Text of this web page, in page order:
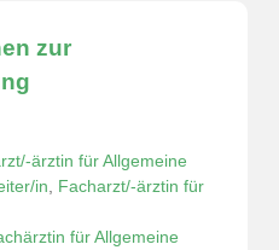
zur
ärztin für Allgemeine
in, Facharzt/-ärztin für
für Allgemeine